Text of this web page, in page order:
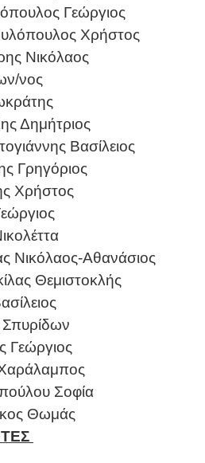
Γεώργιος
Χρήστος
Νικόλαος
νος
Δημήτριος
Βασίλειος
Γρηγόριος
Χρήστος
Νικόλαος-Αθανάσιος
Θεμιστοκλής
Σπυρίδων
Γεώργιος
Σοφία
Θωμάς